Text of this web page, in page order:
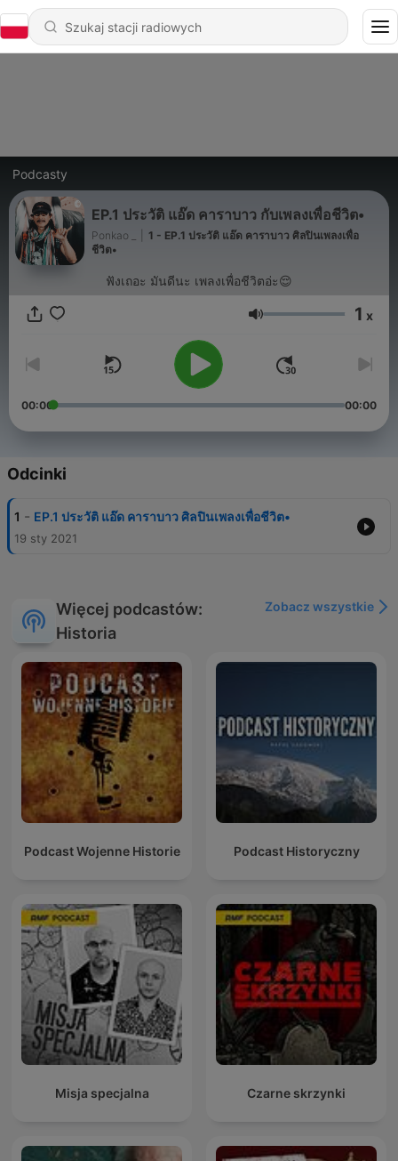
Podcasty
EP.1 ประวัติ แอ๊ด คาราบาว กับเพลงเพื่อชีวิต•
Ponkao _
1 - EP.1 ประวัติ แอ๊ด คาราบาว ศิลปินเพลงเพื่อ
ชีวิต•
ฟังเถอะ มันดีนะ เพลงเพื่อชีวิตอ่ะ😌
Głośność 1 x
00:00 00:00
Odcinki
1 - EP.1 ประวัติ แอ๊ด คาราบาว ศิลปินเพลงเพื่อชีวิต•
19 sty 2021
Więcej podcastów:
Historia
Zobacz wszystkie
Podcast Wojenne Historie Podcast Historyczny
Misja specjalna Czarne skrzynki